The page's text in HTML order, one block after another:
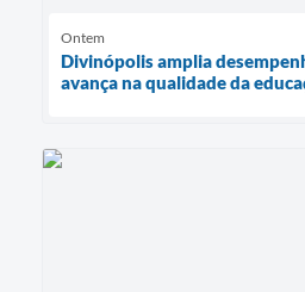
Ontem
Divinópolis amplia
avança na qualidade da